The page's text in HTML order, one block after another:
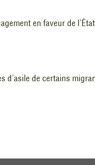
en faveur de
d’asile de certains